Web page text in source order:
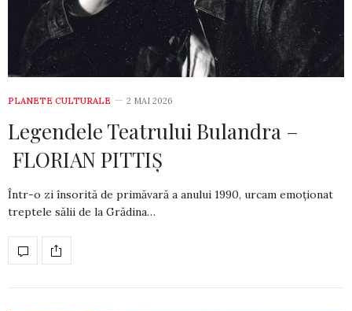
PLANETE CULTURALE 2 MAI 2026
Legendele Teatrului Bulandra –
FLORIAN PITTIȘ
Într-o zi însorită de primăvară a anului 1990, urcam emoționat
treptele sălii de la Grădina…